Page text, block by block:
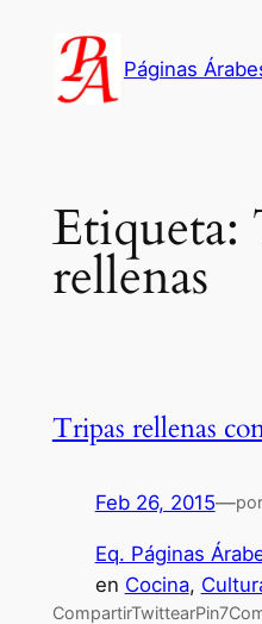
contenido
Páginas
Etiqueta:
rellenas
Tripas rellenas
Feb 26, 2015—por
Eq. Páginas
en Cocina,